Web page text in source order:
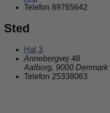
Telefon 89765642
Sted
Hal 3
Annebergvej 48
Aalborg, 9000 Denmark
Telefon 25338063